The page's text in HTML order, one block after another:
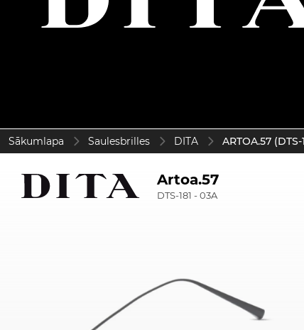
Sākumlapa Saulesbrilles DITA ARTOA.57 (DTS-
Artoa.57
DTS-181 - 03A